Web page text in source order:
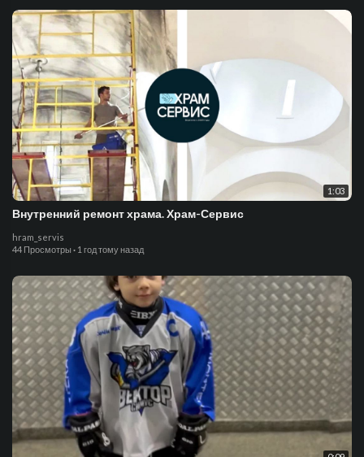
1:03
Внутренний ремонт храма. Храм-Сервис
hram_servis
44 Просмотры · 1 год тому назад